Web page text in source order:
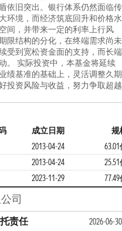
依旧突出。银行体系仍然面临传
环境，而经济筑底回升和价格水
间，并带来一定的利率上行风
限结构的分化，在终端需求尚未
受到宽松资金面的支持，而长端
。 实际投资中，本基金将延续
绩基准的基础上，灵活调整久期
投资风险与收益，努力争取超越
成立日期
规
2013-04-24
2013-04-24
2023-11-29
司
责任 2026-06-30